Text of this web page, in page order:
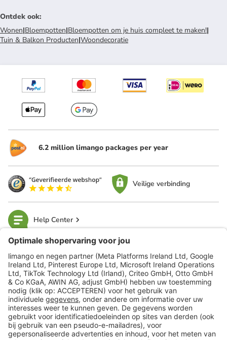
Ontdek ook:
Wonen|Bloempotten|Bloempotten om je huis compleet te maken!|
Tuin & Balkon Producten|Woondecoratie
6.2 million limango packages per year
Veilige verbinding
Help Center
limango
Veilig winkelen
Klantenservice
Shop